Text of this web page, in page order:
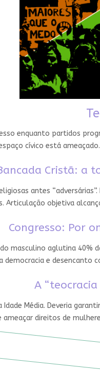
enquanto partidos
cívico está
Cristã: a
antes
Articulação objetiva
Congresso: Por
masculino aglutina 40%
democracia e desencanto
A
Idade Média. Deveria
ameaçar direitos de